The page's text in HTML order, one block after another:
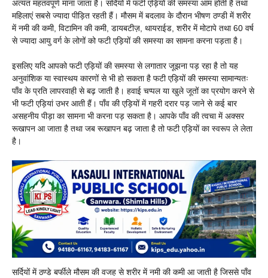
अत्यंत महतवपूर्ण माना जाता है। सर्दियों में फटी एड़ियों की समस्या आम होती है तथा
महिलाएं सबसे ज्यादा पीड़ित रहती हैं। मौसम में बदलाव के दौरान भीषण ठण्डी में शरीर
में नमी की कमी, विटामिन की कमी, डायबटीज़, थायराईड, शरीर में मोटापे तथा 60 वर्ष
से ज्यादा आयु वर्ग के लोगों को फटी एड़ियों की समस्या का सामना करना पड़ता है।
इसलिए यदि आपको फटी एड़ियों की समस्या से लगातार जूझना पड़ रहा है तो यह
अनुवांशिक या स्वास्थय कारणों से भी हो सकता है फटी एड़ियों की समस्या सामान्यतः
पाँव के प्रति लापरवाही से बढ़ जाती है। हवाई चप्पल या खुले जूतों का प्रयोग करने से
भी फटी एड़ियां उभर आती हैं। पाँव की एड़ियों में गहरी दरार पड़ जाने से कई बार
असहनीय पीड़ा का सामना भी करना पड़ सकता है। आपके पाँव की त्वचा में अक्सर
रूखापन आ जाता है तथा जब रूखापन बढ़ जाता है तो फटी एड़ियों का स्वरूप ले लेता
है।
सर्दियों में ठण्डे बर्फीले मौसम की वजह से शरीर में नमी की कमी आ जाती है जिससे पाँव